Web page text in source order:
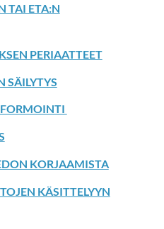
TAI ETA:N
PERIAATTEET
SÄILYTYS
KORJAAMISTA
KÄSITTELYYN